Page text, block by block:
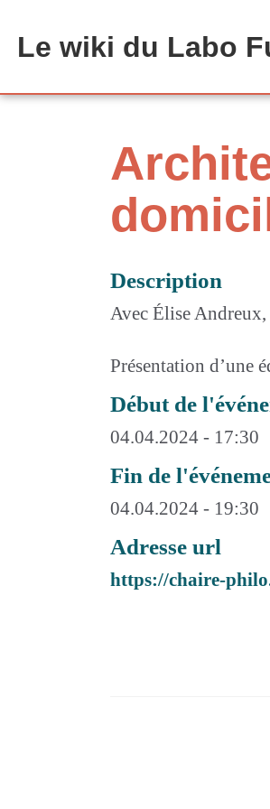
Le wiki du Labo
Description
Avec Élise
Présentation d’une
Début de
04.04.2024 - 17:30
Fin de
04.04.2024 - 19:30
Adresse url
https://chaire-